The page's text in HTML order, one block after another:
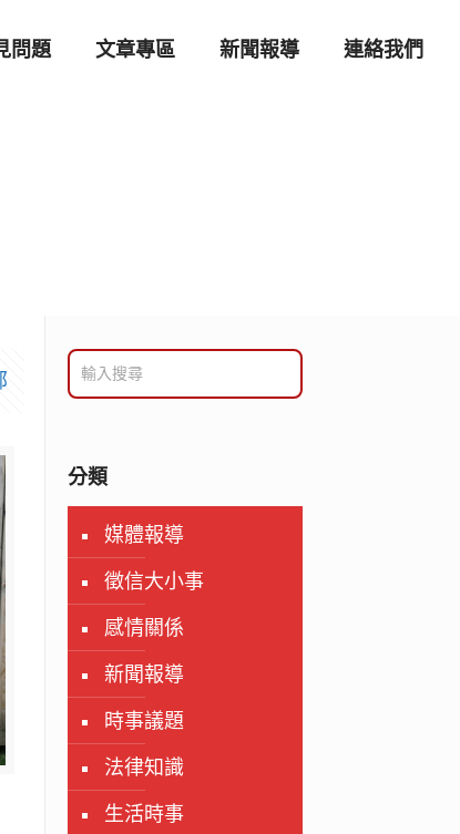
問題 文章專區 新聞報導 連絡我們
分類
媒體報導
徵信大小事
感情關係
新聞報導
時事議題
法律知識
生活時事